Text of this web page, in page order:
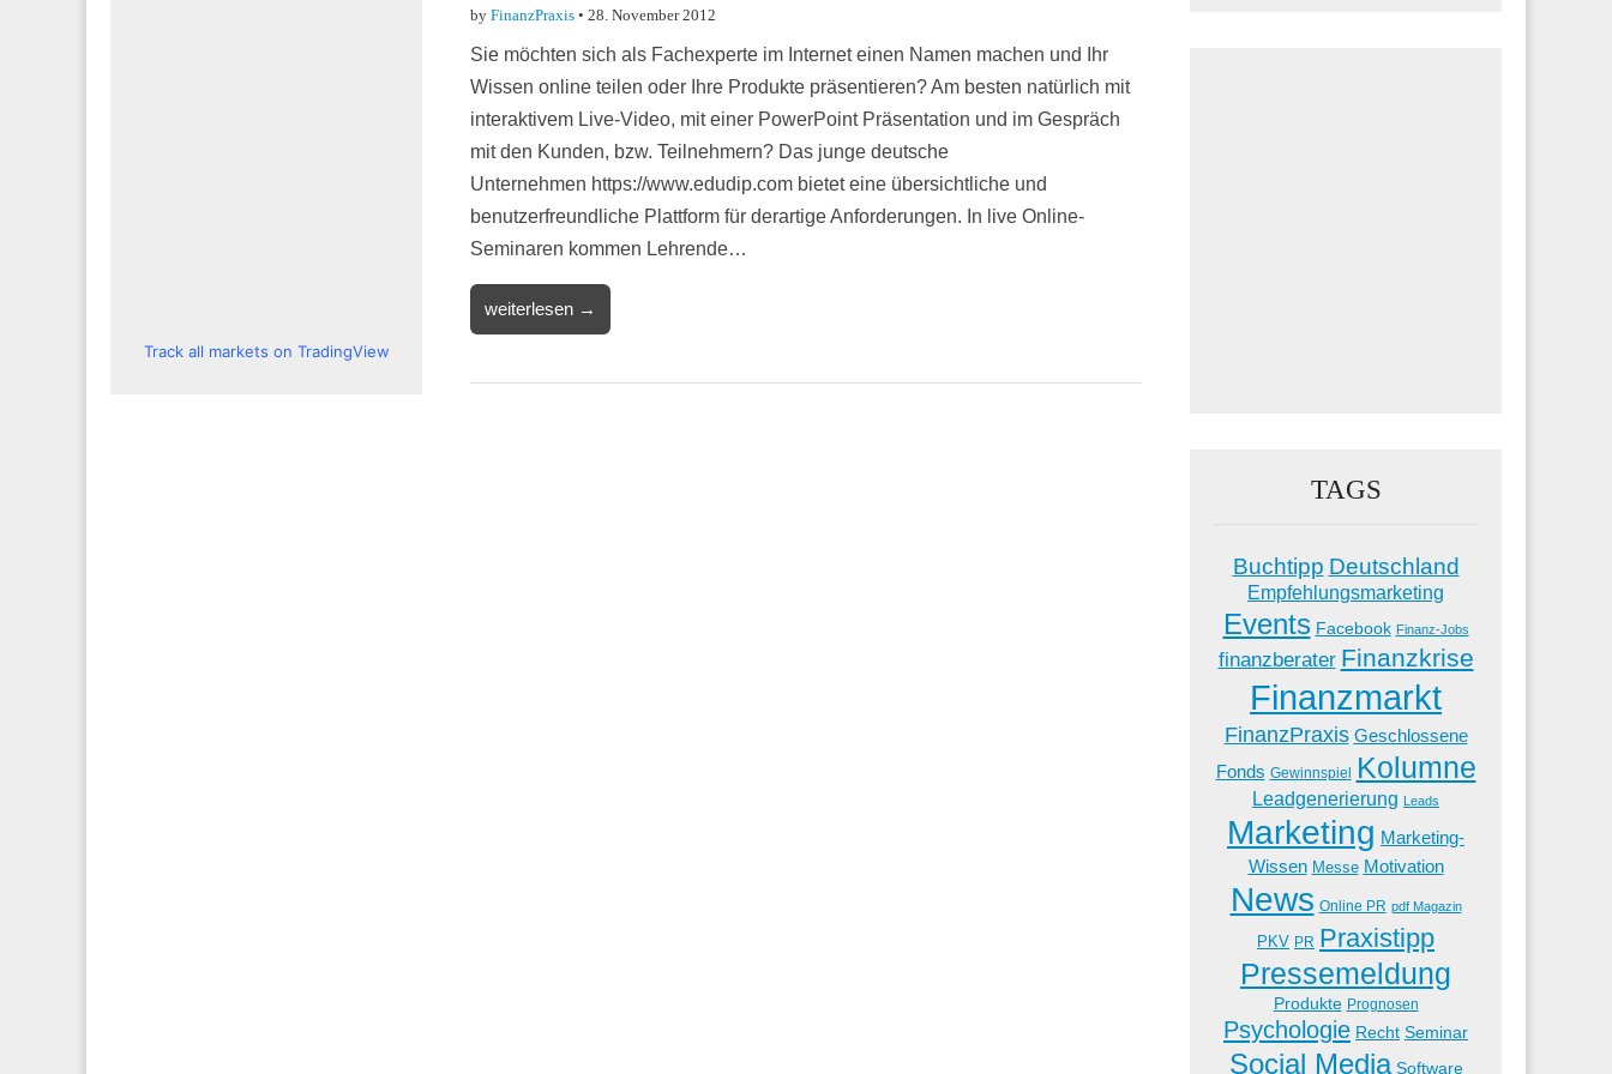
by FinanzPraxis • 28. November 2012
Sie möchten sich als Fachexperte im Internet einen Namen machen und Ihr
Wissen online teilen oder Ihre Produkte präsentieren? Am besten natürlich mit
interaktivem Live-Video, mit einer PowerPoint Präsentation und im Gespräch
mit den Kunden, bzw. Teilnehmern? Das junge deutsche
Unternehmen https://www.edudip.com bietet eine übersichtliche und
benutzerfreundliche Plattform für derartige Anforderungen. In live Online-
Seminaren kommen Lehrende…
weiterlesen →
Track all markets on TradingView
TAGS
Buchtipp Deutschland
Empfehlungsmarketing
Events Facebook Finanz-Jobs
finanzberater Finanzkrise
Finanzmarkt
FinanzPraxis Geschlossene
Fonds Gewinnspiel Kolumne
Leadgenerierung Leads
Marketing Marketing-
Wissen Messe Motivation
News Online PR pdf Magazin
PKV PR Praxistipp
Pressemeldung
Produkte Prognosen
Psychologie Recht Seminar
Social Media Software